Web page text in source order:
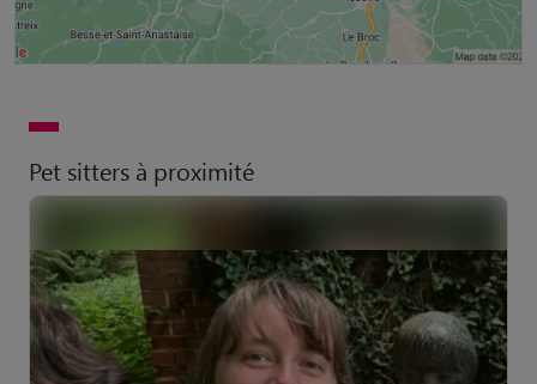
Pet sitters à proximité